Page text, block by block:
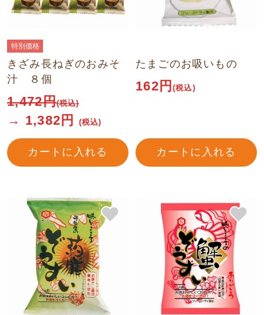
特別価格
きざみ長ねぎのおみそ
汁 ８個
1,472円(税込)
→ 1,382 円(税込)
カートに入れる
たまごのお吸いもの
162円(税込)
カートに入れる